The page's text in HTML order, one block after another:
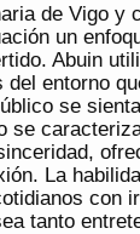
de Vigo y
un
Abuin
del entorno
se
se
La
con
tanto